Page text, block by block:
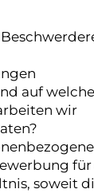
auf
wir
für
soweit